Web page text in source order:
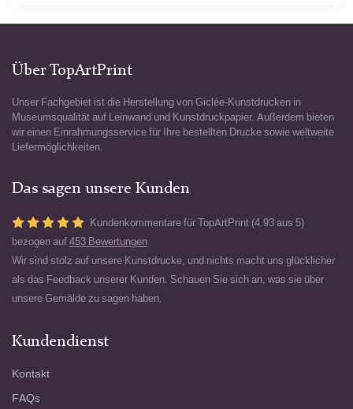
Über TopArtPrint
Unser Fachgebiet ist die Herstellung von Giclée-Kunstdrucken in
Museumsqualität auf Leinwand und Kunstdruckpapier. Außerdem bieten
wir einen Einrahmungsservice für Ihre bestellten Drucke sowie weltweite
Liefermöglichkeiten.
Das sagen unsere Kunden
Kundenkommentare für TopArtPrint (4.93 aus 5)
bezogen auf 453 Bewertungen
Wir sind stolz auf unsere Kunstdrucke, und nichts macht uns glücklicher
als das Feedback unserer Kunden. Schauen Sie sich an, was sie über
unsere Gemälde zu sagen haben.
Kundendienst
Kontakt
FAQs